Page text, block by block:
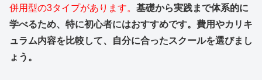
併用型の3タイプがあります。 基礎から実践まで体系的に
学べるため、特に初心者にはおすすめです。費用やカリキ
ュラム内容を比較して、自分に合ったスクールを選びまし
ょう。